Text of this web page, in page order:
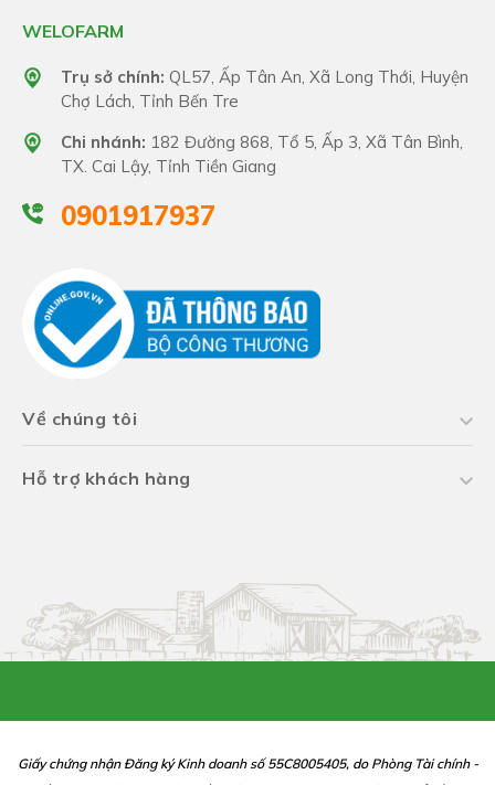
WELOFARM
Trụ sở chính: QL57, Ấp Tân An, Xã Long Thới, Huyện
Chợ Lách, Tỉnh Bến Tre
Chi nhánh: 182 Đường 868, Tổ 5, Ấp 3, Xã Tân Bình,
TX. Cai Lậy, Tỉnh Tiền Giang
0901917937
Về chúng tôi
Hỗ trợ khách hàng
Giấy chứng nhận Đăng ký Kinh doanh số 55C8005405, do Phòng Tài chính -